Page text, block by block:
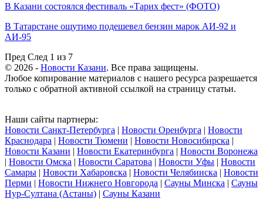
В Казани состоялся фестиваль «Тарих фест» (ФОТО)
В Татарстане ощутимо подешевел бензин марок АИ-92 и
АИ-95
Пред След 1 из 7
© 2026 - Новости Казани. Все права защищены.
Любое копирование материалов с нашего ресурса разрешается
только с обратной активной ссылкой на страницу статьи.
Наши сайты партнеры:
Новости Санкт-Петербурга | Новости Оренбурга | Новости
Краснодара | Новости Тюмени | Новости Новосибирска |
Новости Казани | Новости Екатеринбурга | Новости Воронежа
| Новости Омска | Новости Саратова | Новости Уфы | Новости
Самары | Новости Хабаровска | Новости Челябинска | Новости
Перми | Новости Нижнего Новгорода | Сауны Минска | Сауны
Нур-Султана (Астаны) | Сауны Казани